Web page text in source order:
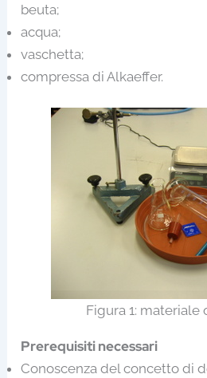
beuta;
acqua;
vaschetta;
compressa di Alkaeffer.
Figura 1: materiale
Prerequisiti necessari
Conoscenza del concetto di